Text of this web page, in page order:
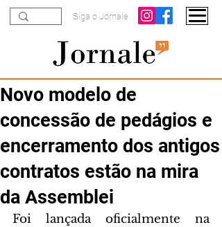
Siga o Jornale
Novo modelo de
concessão de pedágios e
encerramento dos antigos
contratos estão na mira
da Assemblei
Foi lançada oficialmente na